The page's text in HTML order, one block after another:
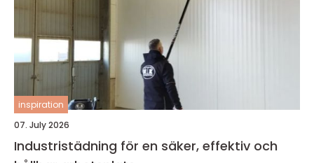
inspiration
07. July 2026
Industristädning för en säker, effektiv och